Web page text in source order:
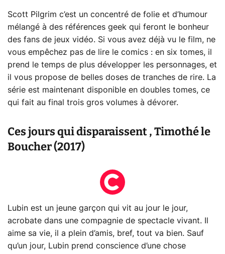
Scott Pilgrim c’est un concentré de folie et d’humour
mélangé à des références geek qui feront le bonheur
des fans de jeux vidéo. Si vous avez déjà vu le film, ne
vous empêchez pas de lire le comics : en six tomes, il
prend le temps de plus développer les personnages, et
il vous propose de belles doses de tranches de rire. La
série est maintenant disponible en doubles tomes, ce
qui fait au final trois gros volumes à dévorer.
Ces jours qui disparaissent , Timothé le
Boucher (2017)
Lubin est un jeune garçon qui vit au jour le jour,
acrobate dans une compagnie de spectacle vivant. Il
aime sa vie, il a plein d’amis, bref, tout va bien. Sauf
qu’un jour, Lubin prend conscience d’une chose